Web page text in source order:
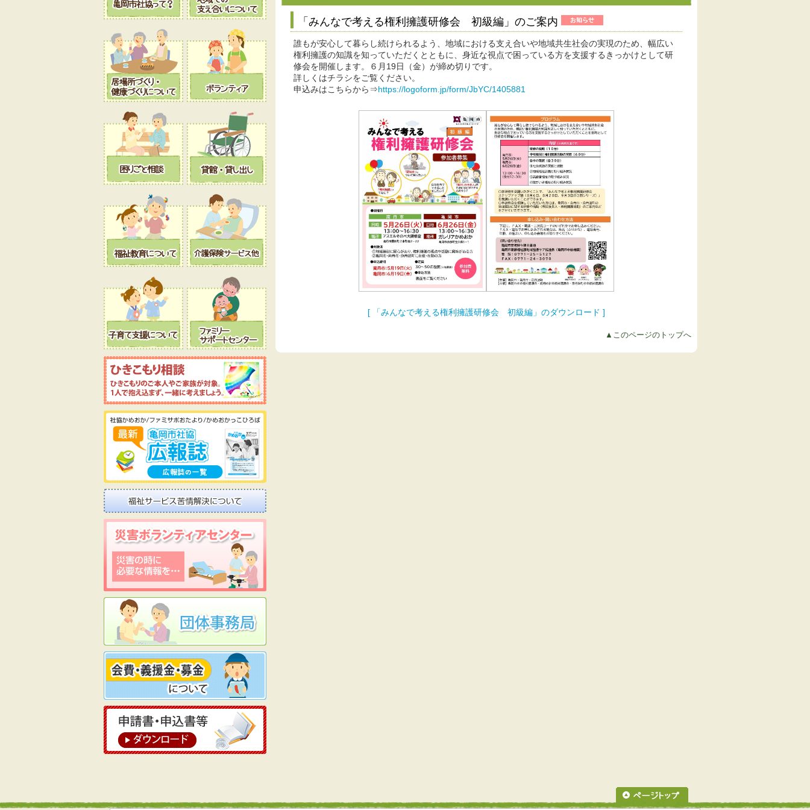
「みんなで考える権利擁護研修会 初級編」のご案内
誰もが安心して暮らし続けられるよう、地域における支え合いや地域共生社会の実現のため、幅広い
権利擁護の知識を知っていただくとともに、身近な視点で困っている方を支援するきっかけとして研
修会を開催します。６月19日（金）が締め切りです。
詳しくはチラシをご覧ください。
申込みはこちらから⇒ https://logoform.jp/form/JbYC/1405881
[ 「みんなで考える権利擁護研修会 初級編」のダウンロード ]
▲このページのトップへ